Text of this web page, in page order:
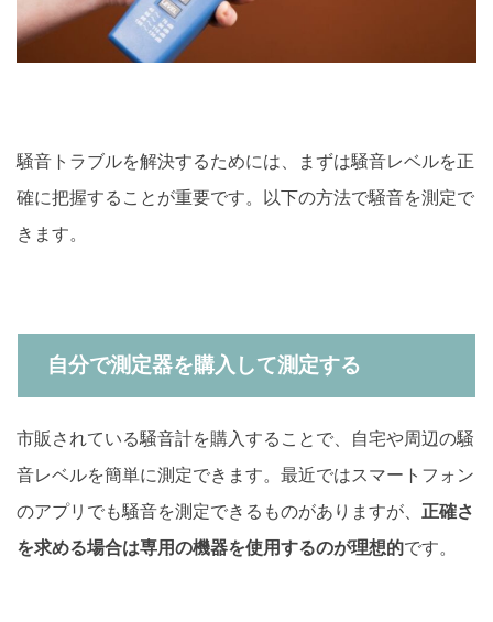
騒音トラブルを解決するためには、まずは騒音レベルを正
確に把握することが重要です。以下の方法で騒音を測定で
きます。
自分で測定器を購入して測定する
市販されている騒音計を購入することで、自宅や周辺の騒
音レベルを簡単に測定できます。最近ではスマートフォン
のアプリでも騒音を測定できるものがありますが、 正確さ
を求める場合は専用の機器を使用するのが理想的です。